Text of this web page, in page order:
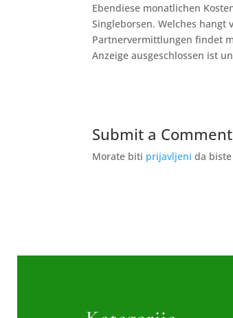
Ebendiese monatlichen
Singleborsen. Welches
Partnervermittlungen findet
Anzeige ausgeschlossen ist
Submit a Comment
Morate biti prijavljeni da